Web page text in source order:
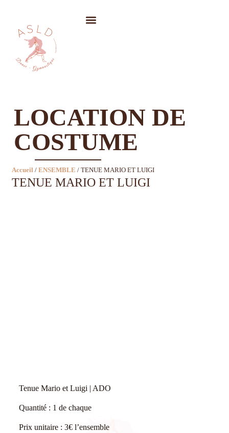
LOCATION DE
COSTUME
Accueil / ENSEMBLE / TENUE MARIO ET LUIGI
TENUE MARIO ET LUIGI
Tenue Mario et Luigi | ADO
Quantité : 1 de chaque
Prix unitaire : 3€ l’ensemble